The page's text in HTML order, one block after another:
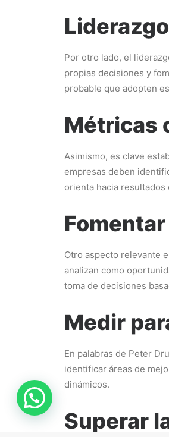
Por otro lado, el
propias decisiones y
probable que adopten
Métricas
Asimismo, es clave
empresas deben
orienta hacia
Otro aspecto relevante
analizan como
toma de decisiones
Medir
En palabras de Peter
identificar áreas de
dinámicos.
Superar